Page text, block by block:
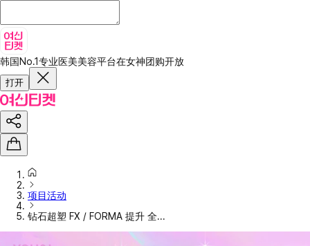
韩国No.1专业医美美容平台在女神团购开放
打开
项目活动
钻石超塑 FX / FORMA 提升 全...